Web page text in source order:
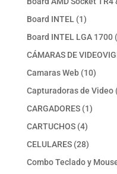
Board INTEL 11
producto
Board INTEL LGA 1700
CÁMARAS DE
Camaras Web 1010
Capturadoras de Video
CARGADORES 11
CARTUCHOS 44
productos
CELULARES 2828
Combo Teclado y